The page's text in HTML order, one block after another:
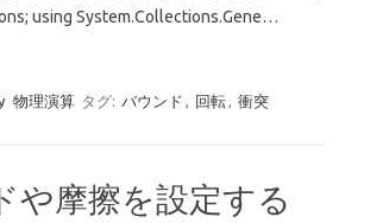
using System.Collections.Gene…
物理演算 タグ: バウンド , 回転, 衝突
や摩擦を設定する